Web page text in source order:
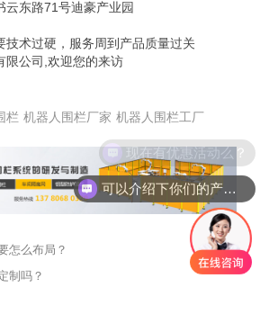
云东路71号迪豪产业园
技术过硬，服务周到产品质量过关
限公司,欢迎您的来访
栏 机器人围栏厂家 机器人围栏工厂
怎么布局？
返回
制吗？
可以介绍下你们的产品么？
现在有优惠活动么？